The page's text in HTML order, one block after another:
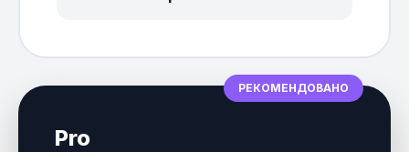
РЕКОМЕНДОВАНО
Pro